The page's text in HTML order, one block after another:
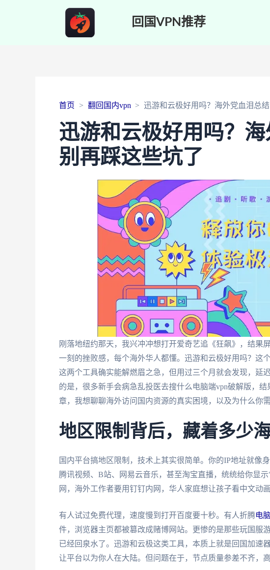
回国VPN推荐
首页 翻回国内vpn 迅游和云极好用吗？海外党血泪总
迅游和云极好用吗？海
别再踩这些坑了
刚落地纽约那天，我兴冲冲想打开爱奇艺追《狂飙》，结果
一刻的挫败感，每个海外华人都懂。迅游和云极好用吗？这
这两个工具确实能解燃眉之急，但用过三个月就会发现，延
的是，很多新手会病急乱投医去搜什么电脑端vpn破解版，
章，我想聊聊海外访问国内资源的真实困境，以及为什么你
地区限制背后，藏着多少
国内平台搞地区限制，技术上其实很简单。你的IP地址就像
腾讯视频、B站、网易云音乐，甚至淘宝直播，统统给你显
网，海外工作者要用钉钉内网，华人家庭想让孩子看中文动
有人试过免费代理，速度慢到打开百度要十秒。有人折腾电
件，浏览器主页都被篡改成赌博网站。更惨的是那些玩国服
已经回泉水了。迅游和云极这类工具，本质上就是回国加速
让平台以为你人在大陆。但问题在于，节点质量参差不齐，